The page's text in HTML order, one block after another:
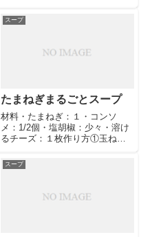
大さじ1と1/2すべて鍋で合わせ
てOK。1人分がだいたい200-
度いい量です。
スープ
たまねぎまるごとスープ
材料・たまねぎ：１・コンソ
メ：1/2個・塩胡椒：少々・溶け
るチーズ：１枚作り方①玉ねぎ
０文字に切り目を入れ、ラップ
でチン。②その他の材料を入れ
スープ